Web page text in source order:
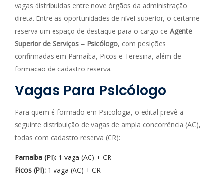
vagas distribuídas entre nove órgãos da administração
direta. Entre as oportunidades de nível superior, o certame
reserva um espaço de destaque para o cargo de Agente
Superior de Serviços – Psicólogo, com posições
confirmadas em Parnaíba, Picos e Teresina, além de
formação de cadastro reserva.
Vagas Para Psicólogo
Para quem é formado em Psicologia, o edital prevê a
seguinte distribuição de vagas de ampla concorrência (AC),
todas com cadastro reserva (CR):
Parnaíba (PI): 1 vaga (AC) + CR
Picos (PI): 1 vaga (AC) + CR